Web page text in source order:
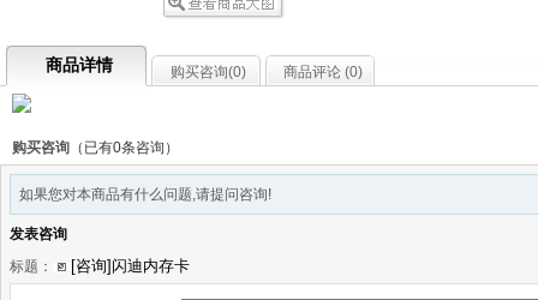
商品详情 购买咨询(0) 商品评论 (0)
购买咨询 （已有0条咨询）
如果您对本商品有什么问题,请提问咨询!
发表咨询
标题：